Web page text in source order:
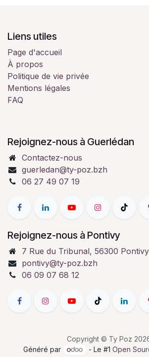
Liens utiles
Page d'accueil
À propos
Politique de vie privée
Mentions légales
FAQ
Rejoignez-nous à Guerlédan
Contactez-nous
guerledan@ty-poz.bzh
06 27 49 07 19
Rejoignez-nous à Pontivy
7 Rue du Tribunal, 56300 Pontivy
pontivy@ty-poz.bzh
06 09 07 68 12
Copyright © Ty Poz
Généré par
- Le #1Open